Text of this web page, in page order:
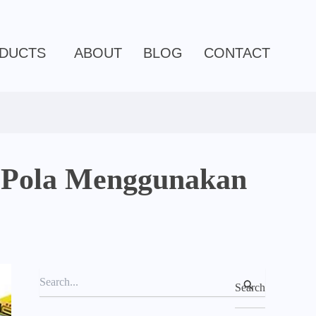
ABOUT BLOG CONTACT
Menggunakan
S
e
e